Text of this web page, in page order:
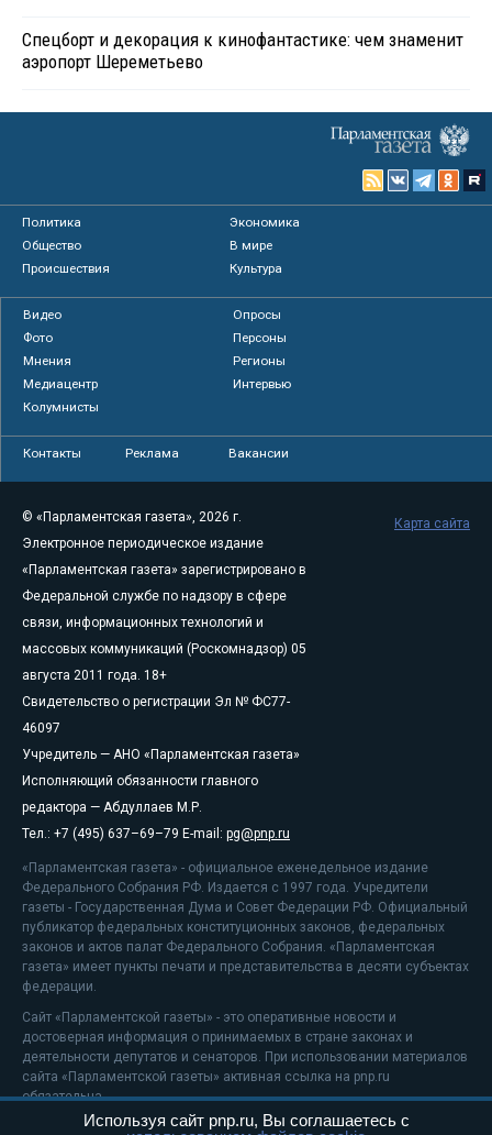
Спецборт и декорация к кинофантастике: чем знаменит
аэропорт Шереметьево
Политика
Экономика
Общество
В мире
Происшествия
Культура
Видео
Опросы
Фото
Персоны
Мнения
Регионы
Медиацентр
Интервью
Колумнисты
Контакты Реклама Вакансии
© «Парламентская газета», 2026 г.
Электронное периодическое издание
«Парламентская газета» зарегистрировано в
Федеральной службе по надзору в сфере
связи, информационных технологий и
массовых коммуникаций (Роскомнадзор) 05
августа 2011 года. 18+
Свидетельство о регистрации Эл № ФС77-
46097
Учредитель — АНО «Парламентская газета»
Исполняющий обязанности главного
редактора — Абдуллаев М.Р.
Тел.: +7 (495) 637–69–79 E-mail: pg@pnp.ru
«Парламентская газета» - официальное еженедельное издание
Федерального Собрания РФ. Издается с 1997 года. Учредители
газеты - Государственная Дума и Совет Федерации РФ. Официальный
публикатор федеральных конституционных законов, федеральных
законов и актов палат Федерального Собрания. «Парламентская
газета» имеет пункты печати и представительства в десяти субъектах
федерации.
Сайт «Парламентской газеты» - это оперативные новости и
достоверная информация о принимаемых в стране законах и
деятельности депутатов и сенаторов. При использовании материалов
сайта «Парламентской газеты» активная ссылка на pnp.ru
обязательна.
На информационном ресурсе применяютсярекомендательные
Карта сайта
Используя сайт pnp.ru, Вы соглашаетесь с